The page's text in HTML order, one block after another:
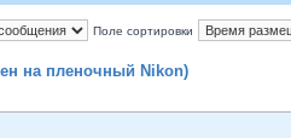
Поле сортировки
на пленочный Nikon)